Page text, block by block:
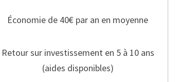
Économie de 40€ par an en moyenne
Retour sur investissement en 5 à 10 ans
(aides disponibles)